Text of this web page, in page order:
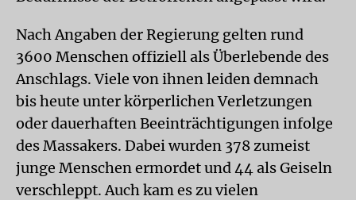
Nach Angaben der Regierung gelten rund
3600 Menschen offiziell als Überlebende des
Anschlags. Viele von ihnen leiden demnach
bis heute unter körperlichen Verletzungen
oder dauerhaften Beeinträchtigungen infolge
des Massakers. Dabei wurden 378 zumeist
junge Menschen ermordet und 44 als Geiseln
verschleppt. Auch kam es zu vielen